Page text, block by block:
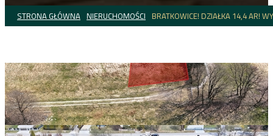
STRONA GŁÓWNA NIERUCHOMOŚCI BRATKOWICE! DZIAŁKA 14,4 AR!
NIERUCHOMOŚĆ
Bratkowice